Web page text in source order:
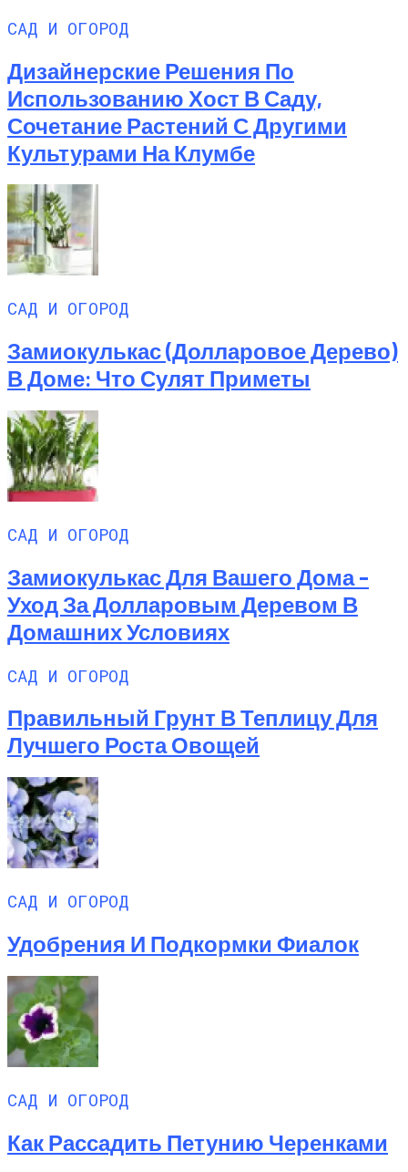
САД И ОГОРОД
Дизайнерские Решения По
Использованию Хост В Саду,
Сочетание Растений С Другими
Культурами На Клумбе
САД И ОГОРОД
Замиокулькас (долларовое Дерево)
В Доме: Что Сулят Приметы
САД И ОГОРОД
Замиокулькас Для Вашего Дома –
Уход За Долларовым Деревом В
Домашних Условиях
САД И ОГОРОД
Правильный Грунт В Теплицу Для
Лучшего Роста Овощей
САД И ОГОРОД
Удобрения И Подкормки Фиалок
САД И ОГОРОД
Как Рассадить Петунию Черенками